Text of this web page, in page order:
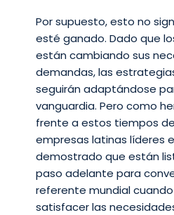
Por supuesto, esto no
esté ganado. Dado que
están cambiando sus
demandas, las
seguirán adaptándose
vanguardia. Pero como
frente a estos tiempos
empresas latinas líderes
demostrado que están
paso adelante para
referente mundial
satisfacer las